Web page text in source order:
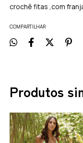
crochê fitas ,com
COMPARTILHAR
Produtos